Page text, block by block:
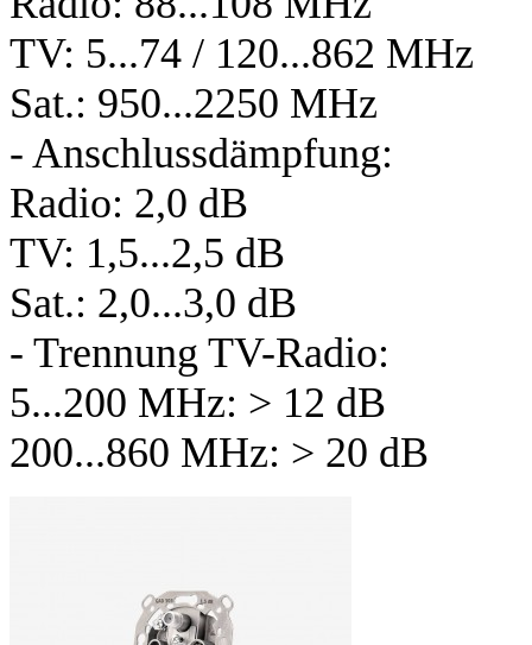
TV: 5...74 / 120...862 MHz
Sat.: 950...2250 MHz
- Anschlussdämpfung:
Radio: 2,0 dB
TV: 1,5...2,5 dB
Sat.: 2,0...3,0 dB
- Trennung TV-Radio:
5...200 MHz: > 12 dB
200...860 MHz: > 20 dB